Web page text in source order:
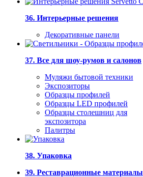
36. Интерьерные решения
Декоративные панели
37. Все для шоу-румов и салонов
Муляжи бытовой техники
Экспозиторы
Образцы профилей
Образцы LED профилей
Образцы столешниц для
экспозитора
Палитры
38. Упаковка
39. Реставрационные материалы